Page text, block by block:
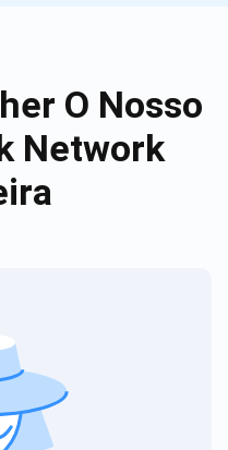
O Nosso
Network